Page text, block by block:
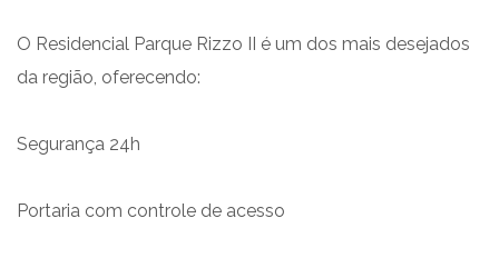
O Residencial Parque Rizzo II é um dos mais desejados
da região, oferecendo:
Segurança 24h
Portaria com controle de acesso